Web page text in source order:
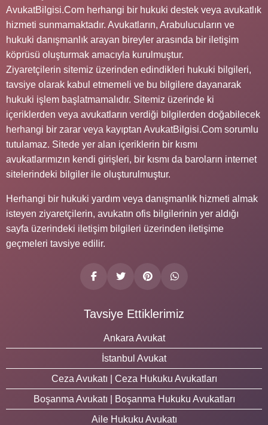
AvukatBilgisi.Com herhangi bir hukuki destek veya avukatlık
hizmeti sunmamaktadır. Avukatların, Arabulucuların ve
hukuki danışmanlık arayan bireyler arasında bir iletişim
köprüsü oluşturmak amacıyla kurulmuştur.
Ziyaretçilerin sitemiz üzerinden edindikleri hukuki bilgileri,
tavsiye olarak kabul etmemeli ve bu bilgilere dayanarak
hukuki işlem başlatmamalıdır. Sitemiz üzerinde ki
içeriklerden veya avukatların verdiği bilgilerden doğabilecek
herhangi bir zarar veya kayıptan AvukatBilgisi.Com sorumlu
tutulamaz. Sitede yer alan içeriklerin bir kısmı
avukatlarımızın kendi girişleri, bir kısmı da baroların internet
sitelerindeki bilgiler ile oluşturulmuştur.
Herhangi bir hukuki yardım veya danışmanlık hizmeti almak
isteyen ziyaretçilerin, avukatın ofis bilgilerinin yer aldığı
sayfa üzerindeki iletişim bilgileri üzerinden iletişime
geçmeleri tavsiye edilir.
Tavsiye Ettiklerimiz
Ankara Avukat
İstanbul Avukat
Ceza Avukatı | Ceza Hukuku Avukatları
Boşanma Avukatı | Boşanma Hukuku Avukatları
Aile Hukuku Avukatı